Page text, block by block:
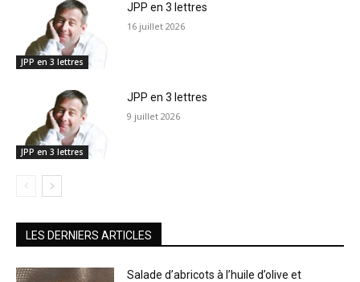
JPP en 3 lettres
JPP en 3 lettres
16 juillet 2026
JPP en 3 lettres
JPP en 3 lettres
9 juillet 2026
LES DERNIERS ARTICLES
Salade d’abricots à l’huile d’olive et